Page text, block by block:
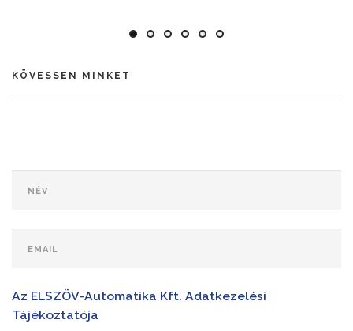
KÖVESSEN MINKET
Az ELSZÖV-Automatika Kft. Adatkezelési
Tájékoztatója